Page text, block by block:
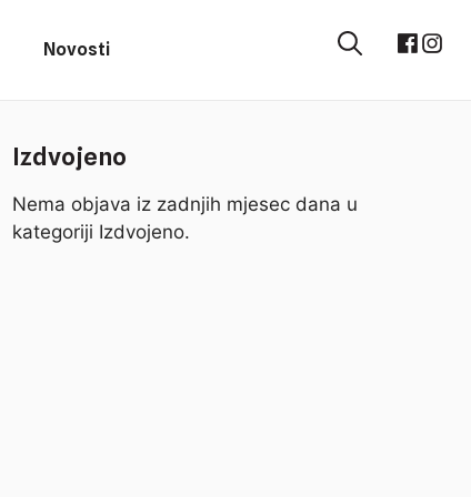
Novosti
Izdvojeno
Nema objava iz zadnjih mjesec dana u
kategoriji Izdvojeno.